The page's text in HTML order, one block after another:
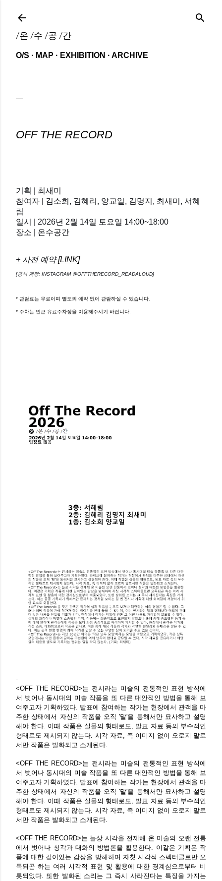
/온 /수 /공 /간
O/S MAP EXHIBITION ARCHIVE
OFF THE RECORD
기획 | 최새미
참여자 | 김소희, 김혜리, 양교일, 김명지, 최새미, 서혜
림
일시 | 2026년 2월 14일 토요일 14:00~18:00
장소 | 온수공간
+ 사전 예약[LINK]
[공식 계정: INSTAGRAM @OFFTHERECORD_READALOUD]
* 관람료는 무료이며 별도의 예약 없이 관람하실 수 있습니다.
* 주차는 인근 유료주차장을 이용해주시기 바랍니다.
-
<OFF THE RECORD>는 전시라는 미술의 전통적인 표현 방식에
서 벗어나 동시대의 미술 작품을 또 다른 대안적인 방법을 통해 보
여주고자 기획하였다. 발표에 참여하는 작가는 현장에서 관객을 마
주한 상태에서 자신의 작품을 오직 '말'을 통해서만 묘사하고 설명
해야 한다. 이때 작품은 실물의 형태로도, 발표 자료 등의 부수적인
형태로도 제시되지 않는다. 시각 자료, 즉 이미지 없이 오로지 말로
서만 작품은 발화되고 소개된다.
<OFF THE RECORD>는 전시라는 미술의 전통적인 표현 방식에
서 벗어나 동시대의 미술 작품을 또 다른 대안적인 방법을 통해 보
여주고자 기획하였다. 발표에 참여하는 작가는 현장에서 관객을 마
주한 상태에서 자신의 작품을 오직 '말'을 통해서만 묘사하고 설명
해야 한다. 이때 작품은 실물의 형태로도, 발표 자료 등의 부수적인
형태로도 제시되지 않는다. 시각 자료, 즉 이미지 없이 오로지 말로
서만 작품은 발화되고 소개된다.
<OFF THE RECORD>는 늘상 시각을 전제해 온 미술의 오랜 전통
에서 벗어나 청각과 대화의 방법론을 활용한다. 이같은 기획은 작
품에 대한 깊이있는 감상을 방해하며 자칫 시각적 스펙터클로만 오
독되곤 하는 여러 시각적 표현 및 활용에 대한 경계심으로부터 비
롯되었다. 또한 발화된 소리는 그 즉시 사라진다는 특징을 가지는